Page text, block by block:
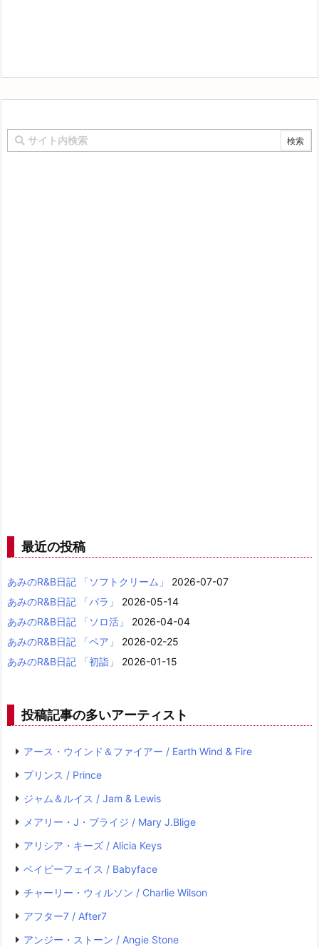
最近の投稿
あみのR&B日記 「ソフトクリーム」
2026-07-07
あみのR&B日記 「バラ」
2026-05-14
あみのR&B日記 「ソロ活」
2026-04-04
あみのR&B日記 「ペア」
2026-02-25
あみのR&B日記 「初詣」
2026-01-15
投稿記事の多いアーティスト
アース・ウインド＆ファイアー / Earth Wind & Fire
プリンス / Prince
ジャム＆ルイス / Jam & Lewis
メアリー・J・ブライジ / Mary J.Blige
アリシア・キーズ / Alicia Keys
ベイビーフェイス / Babyface
チャーリー・ウィルソン / Charlie Wilson
アフター7 / After7
アンジー・ストーン / Angie Stone